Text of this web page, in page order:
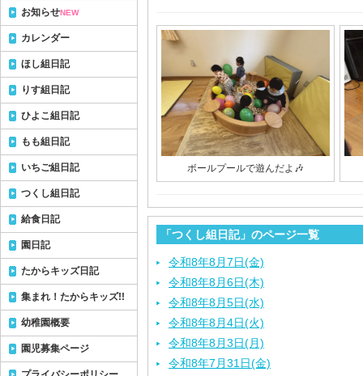
ボールプールで遊んだよ🎶
「つくし組日記」のページ一覧
令和8年8月7日(金)
令和8年8月6日(木)
令和8年8月5日(水)
令和8年8月4日(火)
令和8年8月3日(月)
令和8年7月31日(金)
お知らせNEW
カレンダー
ほし組日記
りす組日記
ひよこ組日記
もも組日記
いちご組日記
つくし組日記
給食日記
園日記
たからキッズ日記
集まれ！たからキッズ!!
幼稚園概要
園児募集ページ